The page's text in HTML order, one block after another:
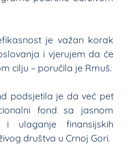
je važan korak
i vjerujem da će
cilju – poručila je Rmuš.
podsjetila je da već pet
fond sa jasnom
ulaganje finansijskih
društva u Crnoj Gori.